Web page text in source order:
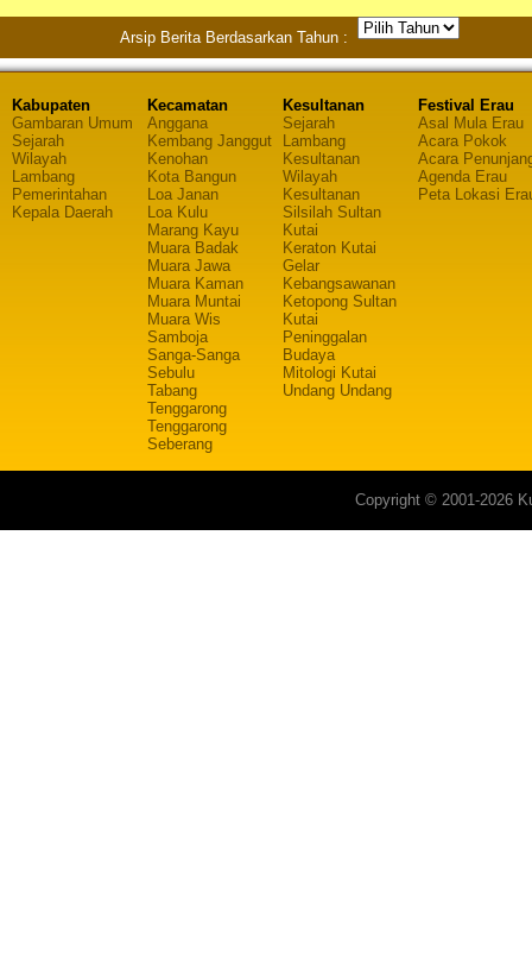
Arsip Berita Berdasarkan Tahun :
Kabupaten
Gambaran Umum
Sejarah
Wilayah
Lambang
Pemerintahan
Kepala Daerah
Kecamatan
Anggana
Kembang Janggut
Kenohan
Kota Bangun
Loa Janan
Loa Kulu
Marang Kayu
Muara Badak
Muara Jawa
Muara Kaman
Muara Muntai
Muara Wis
Samboja
Sanga-Sanga
Sebulu
Tabang
Tenggarong
Tenggarong
Seberang
Kesultanan
Sejarah
Lambang
Kesultanan
Wilayah
Kesultanan
Silsilah Sultan
Kutai
Keraton Kutai
Gelar
Kebangsawanan
Ketopong Sultan
Kutai
Peninggalan
Budaya
Mitologi Kutai
Undang Undang
Festival Erau
Asal Mula Erau
Acara Pokok
Acara
Agenda Erau
Peta Lokasi
Copyright © 2001-2026